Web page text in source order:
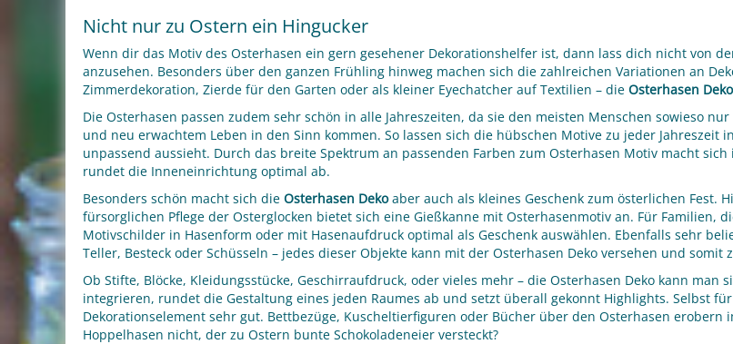
Nicht nur zu Ostern ein Hingucker
Wenn dir das Motiv des Osterhasen ein gern gesehener Dekorationshelfer ist, dann lass dich nicht von
anzusehen. Besonders über den ganzen Frühling hinweg machen sich die zahlreichen Variationen an
Zimmerdekoration, Zierde für den Garten oder als kleiner Eyechatcher auf Textilien – die Osterhasen Deko
Die Osterhasen passen zudem sehr schön in alle Jahreszeiten, da sie den meisten Menschen sowieso
und neu erwachtem Leben in den Sinn kommen. So lassen sich die hübschen Motive zu jeder Jahreszeit
unpassend aussieht. Durch das breite Spektrum an passenden Farben zum Osterhasen Motiv macht
rundet die Inneneinrichtung optimal ab.
Besonders schön macht sich die Osterhasen Dekoaber auch als kleines Geschenk zum österlichen Fest.
fürsorglichen Pflege der Osterglocken bietet sich eine Gießkanne mit Osterhasenmotiv an. Für Familien,
Motivschilder in Hasenform oder mit Hasenaufdruck optimal als Geschenk auswählen. Ebenfalls sehr
Teller, Besteck oder Schüsseln – jedes dieser Objekte kann mit der Osterhasen Deko versehen und
Ob Stifte, Blöcke, Kleidungsstücke, Geschirraufdruck, oder vieles mehr – die Osterhasen Deko kann man
integrieren, rundet die Gestaltung eines jeden Raumes ab und setzt überall gekonnt Highlights. Selbst
Dekorationselement sehr gut. Bettbezüge, Kuscheltierfiguren oder Bücher über den Osterhasen
Hoppelhasen nicht, der zu Ostern bunte Schokoladeneier versteckt?